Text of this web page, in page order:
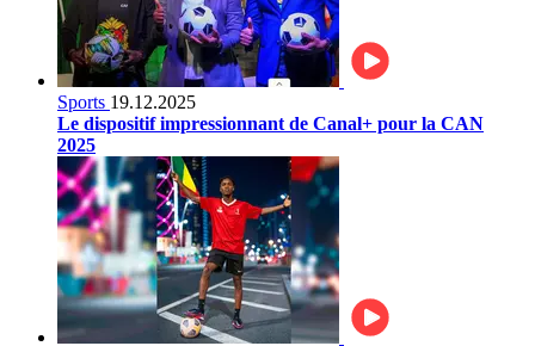
Sports 19.12.2025
Le dispositif impressionnant de Canal+ pour la CAN
2025